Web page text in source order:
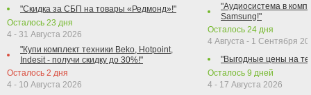
"Скидка за СБП на товары «Редмонд»!"
Осталось 23 дня
4 - 31 Августа 2026
"Купи комплект техники Beko, Hotpoint,
Indesit - получи скидку до 30%!"
Осталось 2 дня
4 - 10 Августа 2026
"Аудиосистема в
Samsung!"
Осталось 24 дня
4 Августа - 1 Сентября
"Выгодные цены на
Осталось 9 дней
4 - 17 Августа 2026